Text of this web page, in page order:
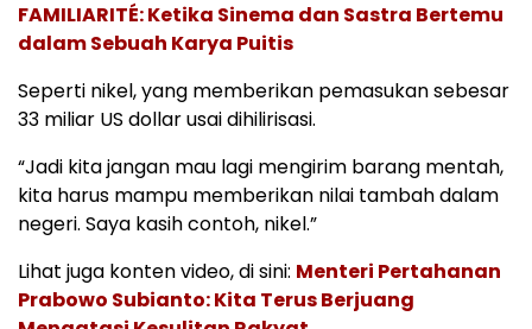
FAMILIARITÉ: Ketika Sinema dan Sastra Bertemu
dalam Sebuah Karya Puitis
Seperti nikel, yang memberikan pemasukan sebesar
33 miliar US dollar usai dihilirisasi.
“Jadi kita jangan mau lagi mengirim barang mentah,
kita harus mampu memberikan nilai tambah dalam
negeri. Saya kasih contoh, nikel.”
Lihat juga konten video, di sini: Menteri Pertahanan
Prabowo Subianto: Kita Terus Berjuang